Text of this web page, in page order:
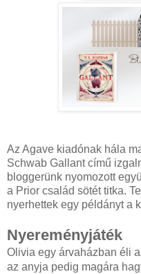
Az Agave kiadónak hála
Schwab Gallant című
bloggerünk nyomozott
a Prior család sötét titka.
nyerhettek egy példányt a
Nyereményjáték
Olivia egy árvaházban éli
az anyja pedig magára